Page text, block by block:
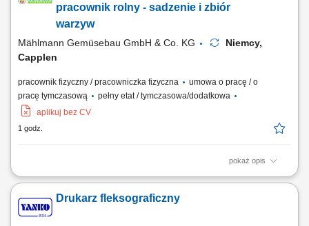
bankowych, w tym funduszy inwestycyjnych. Operacyjna obsługa
pracownik rolny - sadzenie i zbiór
warzyw
Mählmann Gemüsebau GmbH & Co. KG
Niemcy,
Capplen
pracownik fizyczny / pracowniczka fizyczna
umowa o pracę / o
pracę tymczasową
pełny etat / tymczasowa/dodatkowa
aplikuj bez CV
1 godz.
pokaż opis
Opis stanowiska: Praca przy zbieraniu warzyw zarówno grupowo, jak i
obowiązków: Sadzenie, zbieranie, pakowanie, sortowanie i mycie
warzyw. Praca na polu oraz w hali. Wymagania: Dyspozycja na okres
Drukarz fleksograficzny